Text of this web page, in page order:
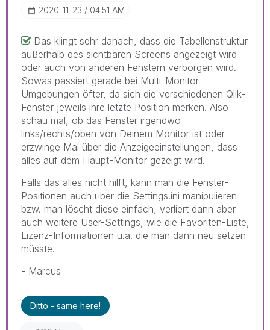
‎2020-11-23 04:51 AM
Das klingt sehr danach, dass die Tabellenstruktur
außerhalb des sichtbaren Screens angezeigt wird
oder auch von anderen Fenstern verborgen wird.
Sowas passiert gerade bei Multi-Monitor-
Umgebungen öfter, da sich die verschiedenen Qlik-
Fenster jeweils ihre letzte Position merken. Also
schau mal, ob das Fenster irgendwo
links/rechts/oben von Deinem Monitor ist oder
erzwinge Mal über die Anzeigeeinstellungen, dass
alles auf dem Haupt-Monitor gezeigt wird.
Falls das alles nicht hilft, kann man die Fenster-
Positionen auch über die Settings.ini manipulieren
bzw. man löscht diese einfach, verliert dann aber
auch weitere User-Settings, wie die Favoriten-Liste,
Lizenz-Informationen u.ä. die man dann neu setzen
müsste.
- Marcus
Ditto - same here!